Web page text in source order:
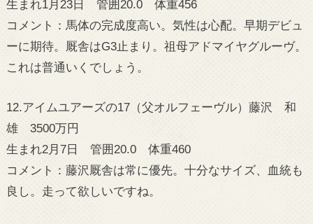
生まれ1月23日 管囲20.0 体重456
コメント：馬体の完成度高い。気性は心配。早期デビュ
ーに期待。厩舎はG3止まり。祖母アドマイヤグルーヴ。
これは普通いくでしょう。
12.アイムユアーズの17（父オルフェーヴル）藤沢 和
雄 3500万円
生まれ2月7日 管囲20.0 体重460
コメント：藤沢厩舎は常に優先。十分なサイズ、血統も
良し。走って欲しいですね。